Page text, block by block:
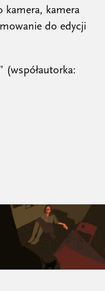
kamera, kamera
do edycji
(współautorka: